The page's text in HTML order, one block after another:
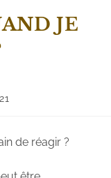
JE
de réagir ?